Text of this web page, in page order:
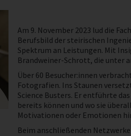
Am 9. November 2023 lud die
Berufsbild der steirischen
Spektrum an Leistungen. Mit
Brandweiner-Schrott, die unter
Über 60 Besucher:innen
Fotografien. Ins Staunen
Science Busters. Er entführte
bereits können und wo sie
Motivationen oder Emotionen
Beim anschließenden